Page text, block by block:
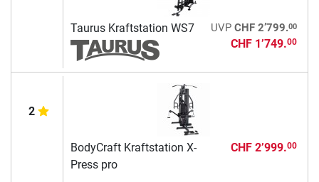
Taurus Kraftstation WS7 UVP CHF 2’799.00
CHF 1’749.00
2
BodyCraft Kraftstation X-
Press pro
CHF 2’999.00